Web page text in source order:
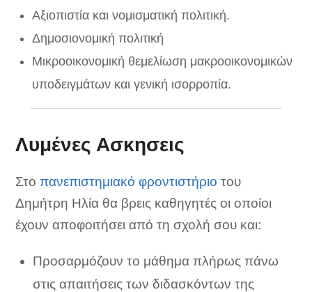
Αξιοπιστία και νομισματική πολιτική.
Δημοσιονομική πολιτική
Μικροοικονομική θεμελίωση μακροοικονομικών
υποδειγμάτων και γενική ισορροπία.
Λυμένες Ασκησεις
Στοπανεπιστημιακό φροντιστήριο του
Δημήτρη Ηλία θα βρεις καθηγητές οι οποίοι
έχουν αποφοιτήσει από τη σχολή σου και:
Προσαρμόζουν το μάθημα πλήρως πάνω
στις απαιτήσεις των διδασκόντων της